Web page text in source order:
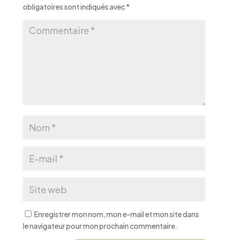
obligatoires sont indiqués avec*
Enregistrer mon nom, mon e-mail et mon site dans
le navigateur pour mon prochain commentaire.